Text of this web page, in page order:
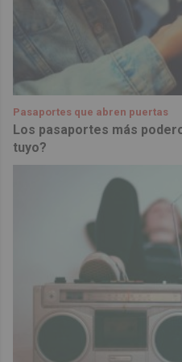
Pasaportes que abren puertas
Los pasaportes más
tuyo?